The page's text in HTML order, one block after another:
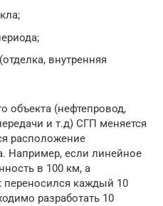
внутренняя
объекта (нефтепровод,
и т.д) СГП меняется
расположение
Например, если линейное
в 100 км, а
переносился каждый 10
разработать 10